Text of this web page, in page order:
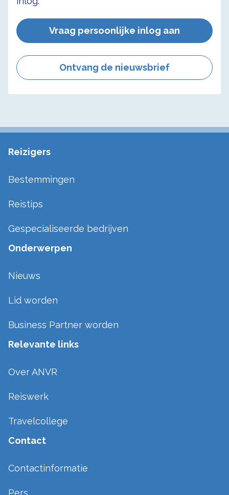
Vraag persoonlijke inlog aan
Ontvang de nieuwsbrief
Reizigers
Bestemmingen
Reistips
Gespecialiseerde bedrijven
Onderwerpen
Nieuws
Lid worden
Business Partner worden
Relevante links
Over ANVR
Reiswerk
Travelcollege
Contact
Contactinformatie
Pers